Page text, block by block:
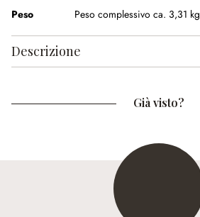
Peso
Peso complessivo ca. 3,31 kg
Descrizione
Già visto?